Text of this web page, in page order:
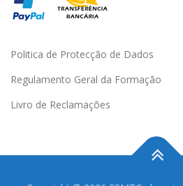
Politica de Protecção de Dados
Regulamento Geral da Formação
Livro de Reclamações